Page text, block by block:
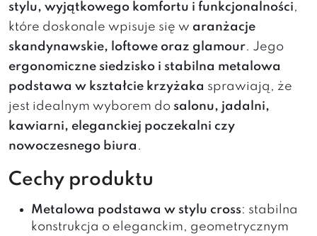
stylu, wyjątkowego komfortu i funkcjonalności,
które doskonale wpisuje się w aranżacje
skandynawskie, loftowe oraz glamour. Jego
ergonomiczne siedzisko i stabilna metalowa
podstawa w kształcie krzyżaka sprawiają, że
jest idealnym wyborem do salonu, jadalni,
kawiarni, eleganckiej poczekalni czy
nowoczesnego biura .
Cechy produktu
Metalowa podstawa w stylu cross: stabilna
konstrukcja o eleganckim, geometrycznym